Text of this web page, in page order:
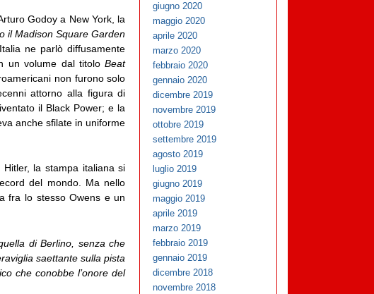
Godoy a New York, la
il Madison Square Garden
ne parlò diffusamente
un volume dal titoloBeat
non furono solo
attorno alla figura di
il Black Power; e la
anche sfilate in uniforme
la stampa italiana si
del mondo. Ma nello
fra lo stesso Owens e un
di Berlino, senza che
saettante sulla pista
che conobbe l’onore del
giugno 2020
maggio 2020
aprile 2020
marzo 2020
febbraio 2020
gennaio 2020
dicembre 2019
novembre 2019
ottobre 2019
settembre 2019
agosto 2019
luglio 2019
giugno 2019
maggio 2019
aprile 2019
marzo 2019
febbraio 2019
gennaio 2019
dicembre 2018
novembre 2018